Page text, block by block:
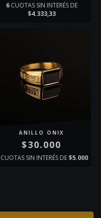
6 CUOTAS SIN INTERÉS DE
$4.333,33
ANILLO ONIX
$30.000
CUOTAS SIN INTERÉS DE$5.000